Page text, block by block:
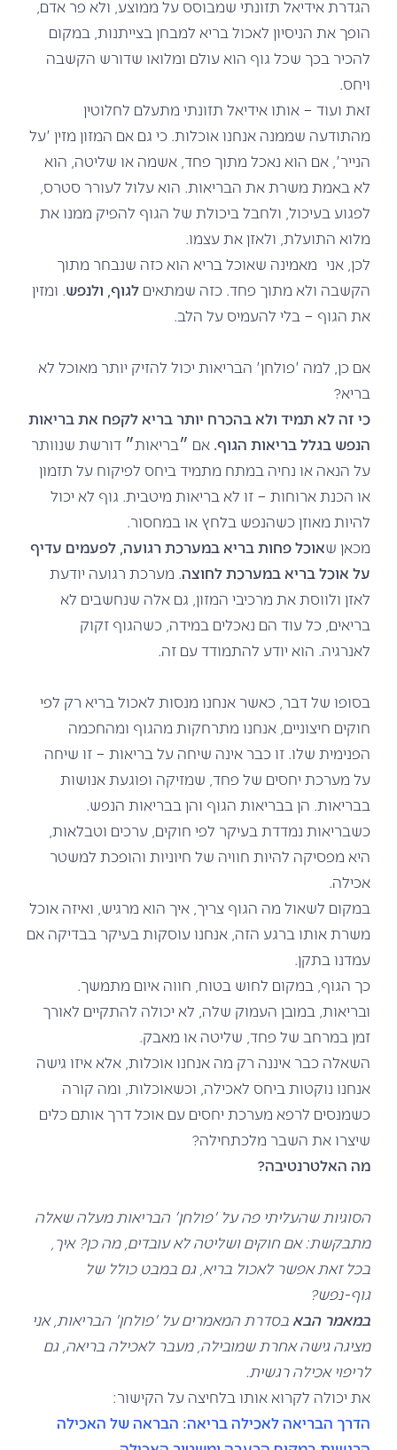
הגדרת אידיאל תזונתי שמבוסס על ממוצע, ולא פר אדם,
הופך את הניסיון לאכול בריא למבחן בצייתנות, במקום
להכיר בכך שכל גוף הוא עולם ומלואו שדורש הקשבה
ויחס.
זאת ועוד – אותו אידיאל תזונתי מתעלם לחלוטין
מהתודעה שממנה אנחנו אוכלות. כי גם אם המזון מזין 'על
הנייר', אם הוא נאכל מתוך פחד, אשמה או שליטה, הוא
לא באמת משרת את הבריאות. הוא עלול לעורר סטרס,
לפגוע בעיכול, ולחבל ביכולת של הגוף להפיק ממנו את
מלוא התועלת, ולאזן את עצמו.
לכן, אני מאמינה שאוכל בריא הוא כזה שנבחר מתוך
הקשבה ולא מתוך פחד. כזה שמתאים לגוף, ולנפש. ומזין
את הגוף – בלי להעמיס על הלב.
אם כן, למה 'פולחן' הבריאות יכול להזיק יותר מאוכל לא
בריא?
כי זה לא תמיד ולא בהכרח יותר בריא לקפח את בריאות
הנפש בגלל בריאות הגוף. אם ״בריאות״ דורשת שנוותר
על הנאה או נחיה במתח מתמיד ביחס לפיקוח על תזמון
או הכנת ארוחות – זו לא בריאות מיטבית. גוף לא יכול
להיות מאוזן כשהנפש בלחץ או במחסור.
מכאן שאוכל פחות בריא במערכת רגועה, לפעמים עדיף
על אוכל בריא במערכת לחוצה. מערכת רגועה יודעת
לאזן ולווסת את מרכיבי המזון, גם אלה שנחשבים לא
בריאים, כל עוד הם נאכלים במידה, כשהגוף זקוק
לאנרגיה. הוא יודע להתמודד עם זה.
בסופו של דבר, כאשר אנחנו מנסות לאכול בריא רק לפי
חוקים חיצוניים, אנחנו מתרחקות מהגוף ומהחכמה
הפנימית שלו. זו כבר אינה שיחה על בריאות – זו שיחה
על מערכת יחסים של פחד, שמזיקה ופוגעת אנושות
בבריאות. הן בבריאות הגוף והן בבריאות הנפש.
כשבריאות נמדדת בעיקר לפי חוקים, ערכים וטבלאות,
היא מפסיקה להיות חוויה של חיוניות והופכת למשטר
אכילה.
במקום לשאול מה הגוף צריך, איך הוא מרגיש, ואיזה אוכל
משרת אותו ברגע הזה, אנחנו עוסקות בעיקר בבדיקה אם
עמדנו בתקן.
כך הגוף, במקום לחוש בטוח, חווה איום מתמשך.
ובריאות, במובן העמוק שלה, לא יכולה להתקיים לאורך
זמן במרחב של פחד, שליטה או מאבק.
השאלה כבר איננה רק מה אנחנו אוכלות, אלא איזו גישה
אנחנו נוקטות ביחס לאכילה, וכשאוכלות, ומה קורה
כשמנסים לרפא מערכת יחסים עם אוכל דרך אותם כלים
שיצרו את השבר מלכתחילה?
מה האלטרנטיבה?
הסוגיות שהעליתי פה על 'פולחן' הבריאות מעלה שאלה
מתבקשת: אם חוקים ושליטה לא עובדים, מה כן? איך,
בכל זאת אפשר לאכול בריא, גם במבט כולל של
גוף-נפש?
במאמר הבא בסדרת המאמרים על 'פולחן' הבריאות, אני
מציגה גישה אחרת שמובילה, מעבר לאכילה בריאה, גם
לריפוי אכילה רגשית.
את יכולה לקרוא אותו בלחיצה על הקישור:
הדרך הבריאה לאכילה בריאה: הבראה של האכילה